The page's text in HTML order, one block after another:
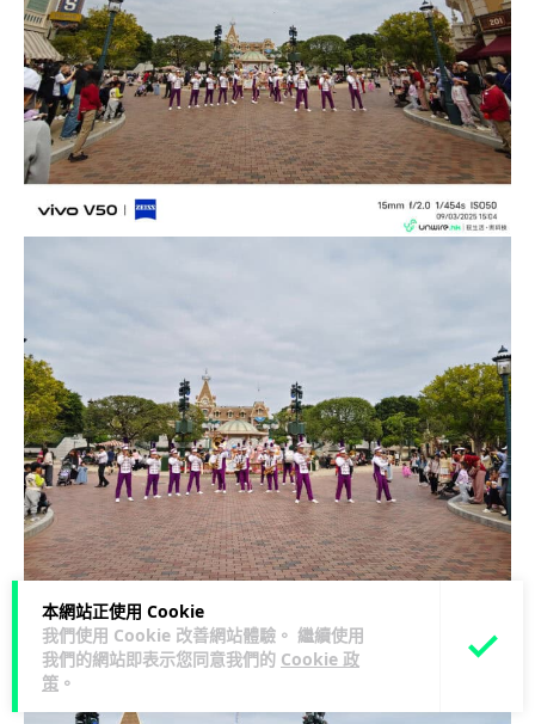
本網站正使用 Cookie
我們使用 Cookie 改善網站體驗。 繼續使用
我們的網站即表示您同意我們的 Cookie 政
策 。